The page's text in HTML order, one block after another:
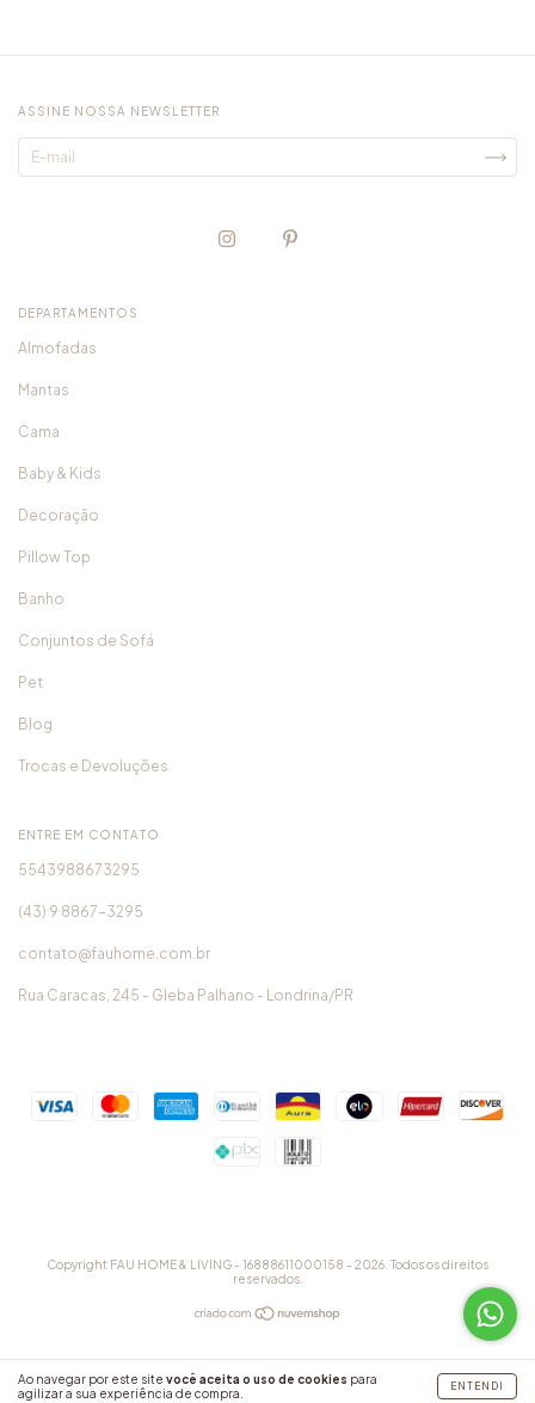
Ao navegar por este site você aceita o uso de cookies para
agilizar a sua experiência de compra.
ENTENDI
ASSINE NOSSA NEWSLETTER
DEPARTAMENTOS
Almofadas
Mantas
Cama
Baby & Kids
Decoração
Pillow Top
Banho
Conjuntos de Sofá
Pet
Blog
Trocas e Devoluções
ENTRE EM CONTATO
5543988673295
(43) 9 8867-3295
contato@fauhome.com.br
Rua Caracas, 245 - Gleba Palhano - Londrina/PR
Copyright FAU HOME & LIVING - 16888611000158 - 2026. Todos os direitos
reservados.